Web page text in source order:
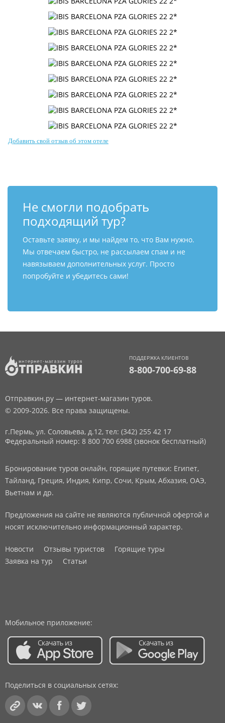
Добавить свой отзыв об этом отеле
Не смогли подобрать
подходящий тур?
Оставьте заявку, и мы найдем то, что Вам нужно.
Мы отвечаем быстро, не рассылаем спам и не
навязываем дополнительных услуг. Просто
попробуйте и убедитесь сами!
ПОДДЕРЖКА КЛИЕНТОВ
8-800-700-69-88
Отправкин.ру — интернет-магазин туров.
© 2009-2026. Все права защищены.
г.Пермь, ул. Соловьева, д.12, тел: (342) 255 42 17
Федеральный номер: 8 800 700 6988 (звонок бесплатный)
Бронирование туров онлайн, горящие путевки: Египет,
Тайланд, Греция, Индия, Кипр, Сочи, Крым, Абхазия, ОАЭ,
Вьетнам и др.
Предложения на сайте не являются публичной офертой и
носят исключительно информационный характер.
Новости Отзывы туристов
Горящие туры
Заявка на тур
Статьи
Мобильное приложение:
Поделиться в социальных сетях: